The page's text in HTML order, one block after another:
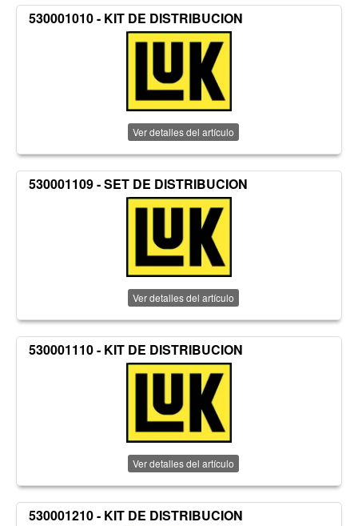
530001010 - KIT DE DISTRIBUCION
Ver detalles del artículo
530001109 - SET DE DISTRIBUCION
Ver detalles del artículo
530001110 - KIT DE DISTRIBUCION
Ver detalles del artículo
530001210 - KIT DE DISTRIBUCION